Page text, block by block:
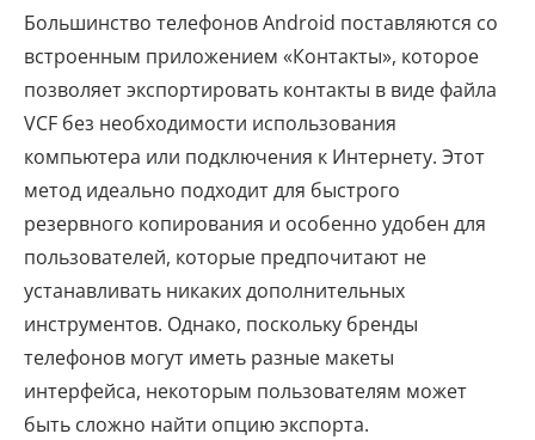
Большинство телефонов Android поставляются со
встроенным приложением «Контакты», которое
позволяет экспортировать контакты в виде файла
VCF без необходимости использования
компьютера или подключения к Интернету. Этот
метод идеально подходит для быстрого
резервного копирования и особенно удобен для
пользователей, которые предпочитают не
устанавливать никаких дополнительных
инструментов. Однако, поскольку бренды
телефонов могут иметь разные макеты
интерфейса, некоторым пользователям может
быть сложно найти опцию экспорта.